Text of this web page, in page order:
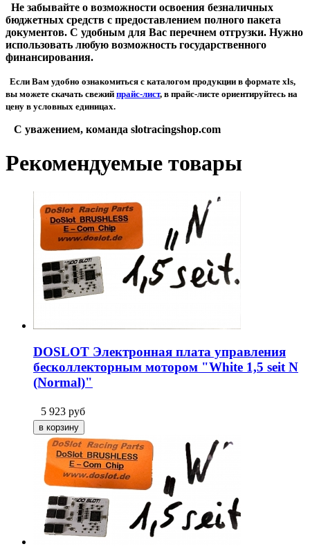
Не забывайте о возможности освоения безналичных
бюджетных средств с предоставлением полного пакета
документов. С удобным для Вас перечнем отгрузки. Нужно
использовать любую возможность государственного
финансирования.
Если Вам удобно ознакомиться с каталогом продукции в формате xls,
вы можете скачать свежий прайс-лист, в прайс-листе ориентируйтесь на
цену в условных единицах.
С уважением, команда slotracingshop.com
Рекомендуемые товары
DOSLOT Электронная плата управления
бесколлекторным мотором "White 1,5 seit N
(Normal)"
5 923 руб